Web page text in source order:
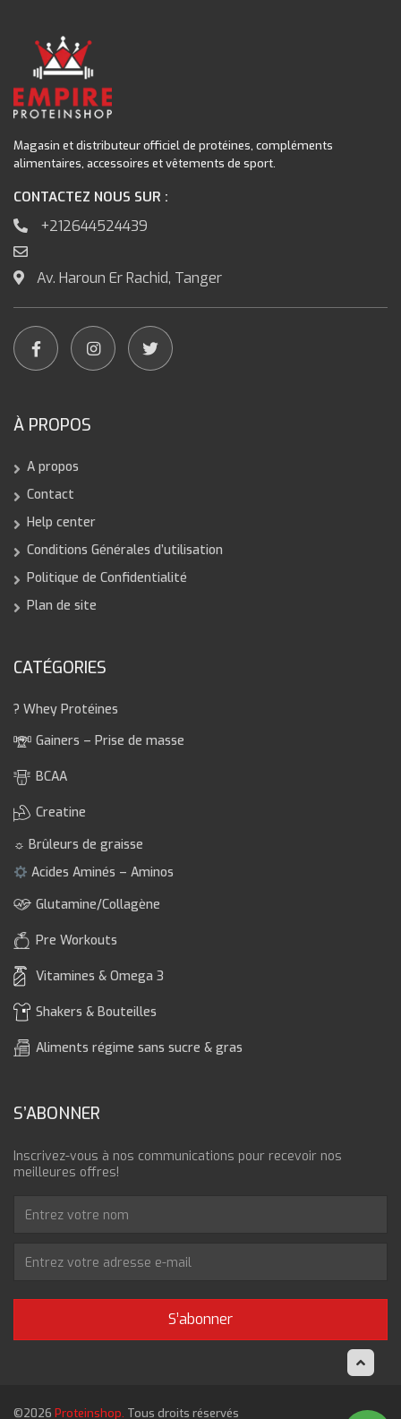
Magasin et distributeur officiel de protéines, compléments
alimentaires, accessoires et vêtements de sport.
CONTACTEZ NOUS SUR :
+212644524439
Av. Haroun Er Rachid, Tanger
À PROPOS
A propos
Contact
Help center
Conditions Générales d’utilisation
Politique de Confidentialité
Plan de site
CATÉGORIES
? Whey Protéines
Gainers – Prise de masse
BCAA
Creatine
☼ Brûleurs de graisse
Acides Aminés – Aminos
Glutamine/Collagène
Pre Workouts
Vitamines & Omega 3
Shakers & Bouteilles
Aliments régime sans sucre & gras
S’ABONNER
Inscrivez-vous à nos communications pour recevoir nos
meilleures offres!
S’abonner
©2026 Proteinshop. Tous droits réservés